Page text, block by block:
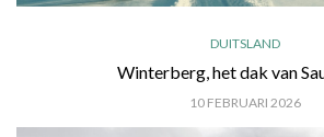
DUITSLAND
Winterberg, het dak van
10 FEBRUARI 2026